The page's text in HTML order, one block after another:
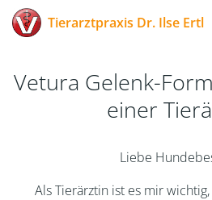
Inhalt
Tierarztpraxis Dr. Ilse Ertl
Vetura Gelenk-
einer
Liebe
Als Tierärztin ist es mir